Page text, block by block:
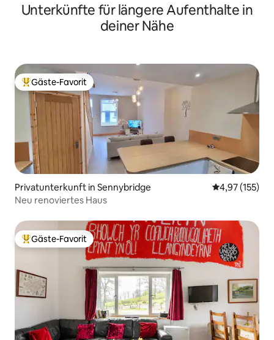
Unterkünfte für längere Aufenthalte in
deiner Nähe
Beliebter Gäste-Favorit.
Gäste-Favorit
Privatunterkunft in Sennybridge
4,97 (155)
Neu renoviertes Haus
Beliebter Gäste-Favorit.
Gäste-Favorit